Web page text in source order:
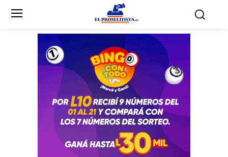
Partidos Políticos
Partido Liberal
Partidos Políticos
Partido Liberal